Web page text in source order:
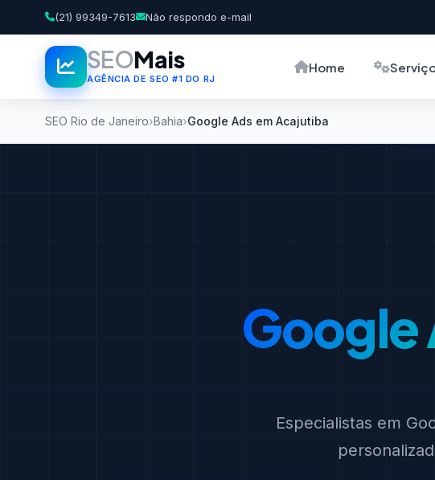
(21) 99349-7613 Não respondo e-mail
SEOMais
AGÊNCIA DE SEO #1 DO RJ
Home
SEO Rio de Janeiro Bahia Google Ads em Acajutiba
Google
Especialistas em